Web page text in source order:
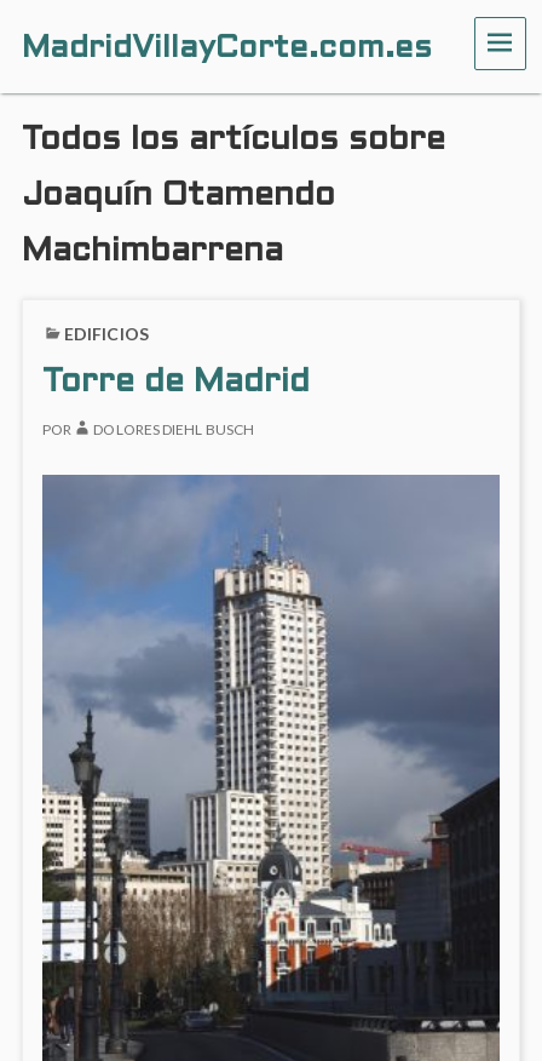
MadridVillayCorte.com.es
Todos los artículos sobre
Joaquín Otamendo
Machimbarrena
EDIFICIOS
Torre de Madrid
POR DOLORES DIEHL BUSCH